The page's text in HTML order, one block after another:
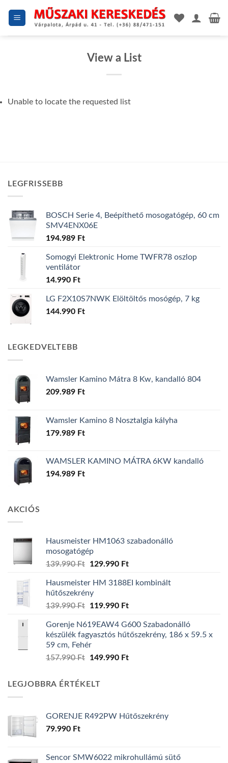
View a List
Unable to locate the requested list
LEGFRISSEBB
BOSCH Serie 4, Beépíthető mosogatógép, 60 cm
SMV4ENX06E
194.989 Ft
Somogyi Elektronic Home TWFR78 oszlop
ventilátor
14.990 Ft
LG F2X10S7NWK Elöltöltős mosógép, 7 kg
144.990 Ft
LEGKEDVELTEBB
Wamsler Kamino Mátra 8 Kw, kandalló 804
209.989 Ft
Wamsler Kamino 8 Nosztalgia kályha
179.989 Ft
WAMSLER KAMINO MÁTRA 6KW kandalló
194.989 Ft
AKCIÓS
Hausmeister HM1063 szabadonálló
mosogatógép
139.990Ft
Original
was:
139.990 Ft.
129.990 FtCurrent
is:
Hausmeister HM 3188EI kombinált
hűtőszekrény
139.990Ft
Original
was:
139.990 Ft.
119.990 FtCurrent
is:
119.990 Ft.
Gorenje N619EAW4 G600 Szabadonálló
készülék fagyasztós hűtőszekrény, 186 x 59.5 x
59 cm, Fehér
157.990Ft
Original
157.990 Ft.
149.990 FtCurrent
LEGJOBBRA ÉRTÉKELT
GORENJE R492PW Hűtőszekrény
79.990 Ft
Sencor SMW6022 mikrohullámú sütő